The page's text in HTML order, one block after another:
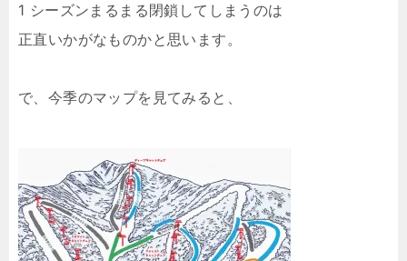
1 シーズンまるまる閉鎖してしまうのは
正直いかがなものかと思います。
で、今季のマップを見てみると、